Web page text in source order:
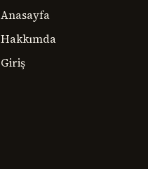
Anasayfa
Hakkımda
Giriş